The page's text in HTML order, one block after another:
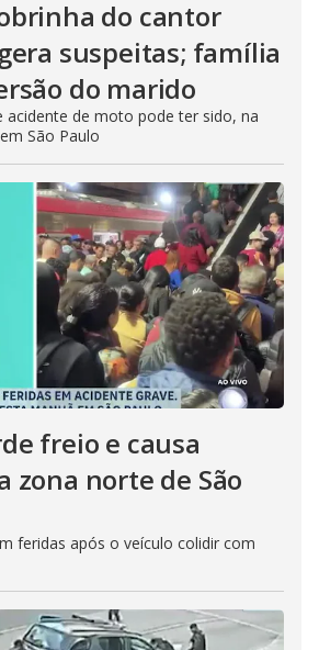
do cantor
suspeitas; família
do marido
acidente de moto pode ter sido, na
São Paulo
freio e causa
zona norte de São
feridas após o veículo colidir com